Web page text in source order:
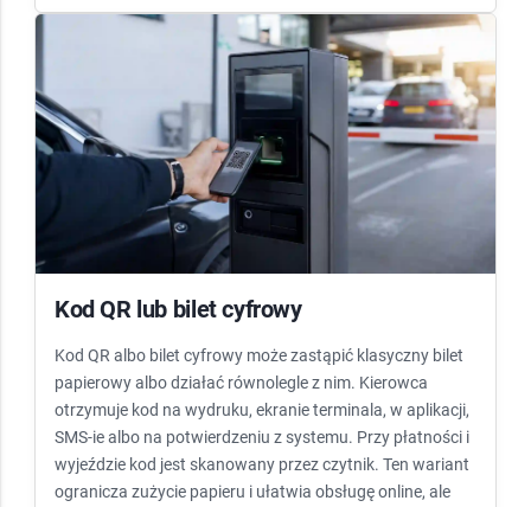
Kod QR lub bilet cyfrowy
Kod QR albo bilet cyfrowy może zastąpić klasyczny bilet
papierowy albo działać równolegle z nim. Kierowca
otrzymuje kod na wydruku, ekranie terminala, w aplikacji,
SMS-ie albo na potwierdzeniu z systemu. Przy płatności i
wyjeździe kod jest skanowany przez czytnik. Ten wariant
ogranicza zużycie papieru i ułatwia obsługę online, ale